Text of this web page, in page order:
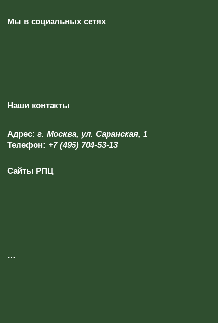
Мы в социальных сетях
Наши контакты
Адрес: г. Москва, ул. Саранская, 1
Телефон: +7 (495) 704-53-13
Сайты РПЦ
…